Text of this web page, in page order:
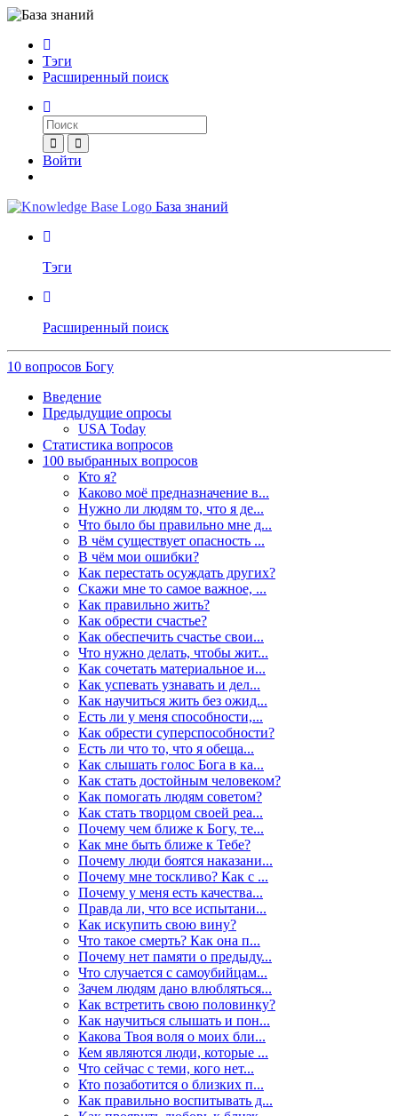
Тэги
Расширенный поиск
Войти
База знаний
Тэги
Расширенный поиск
10 вопросов Богу
Введение
Предыдущие опросы
USA Today
Статистика вопросов
100 выбранных вопросов
Кто я?
Каково моё предназначение в...
Нужно ли людям то, что я де...
Что было бы правильно мне д...
В чём существует опасность ...
В чём мои ошибки?
Как перестать осуждать других?
Скажи мне то самое важное, ...
Как правильно жить?
Как обрести счастье?
Как обеспечить счастье свои...
Что нужно делать, чтобы жит...
Как сочетать материальное и...
Как успевать узнавать и дел...
Как научиться жить без ожид...
Есть ли у меня способности,...
Как обрести суперспособности?
Есть ли что то, что я обеща...
Как слышать голос Бога в ка...
Как стать достойным человеком?
Как помогать людям советом?
Как стать творцом своей реа...
Почему чем ближе к Богу, те...
Как мне быть ближе к Тебе?
Почему люди боятся наказани...
Почему мне тоскливо? Как с ...
Почему у меня есть качества...
Правда ли, что все испытани...
Как искупить свою вину?
Что такое смерть? Как она п...
Почему нет памяти о предыду...
Что случается с самоубийцам...
Зачем людям дано влюбляться...
Как встретить свою половинку?
Как научиться слышать и пон...
Какова Твоя воля о моих бли...
Кем являются люди, которые ...
Что сейчас с теми, кого нет...
Кто позаботится о близких п...
Как правильно воспитывать д...